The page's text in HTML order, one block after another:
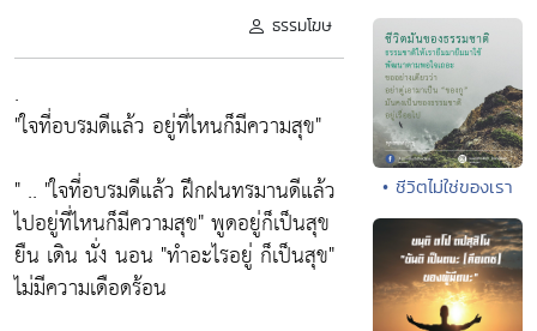
ธรรมโฆษ
.
"ใจที่อบรมดีแล้ว อยู่ที่ไหนก็มีความสุข"
" .. "ใจที่อบรมดีแล้ว ฝึกฝนทรมานดีแล้ว
ไปอยู่ที่ไหนก็มีความสุข" พูดอยู่ก็เป็นสุข
ยืน เดิน นั่ง นอน "ทำอะไรอยู่ ก็เป็นสุข"
ไม่มีความเดือดร้อน
• ชีวิตไม่ใช่ของเรา